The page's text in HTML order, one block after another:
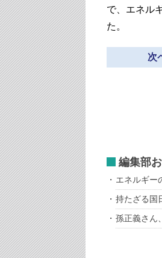
で、エネル
た。
次
編集部
エネルギー
持たざる国
孫正義さん